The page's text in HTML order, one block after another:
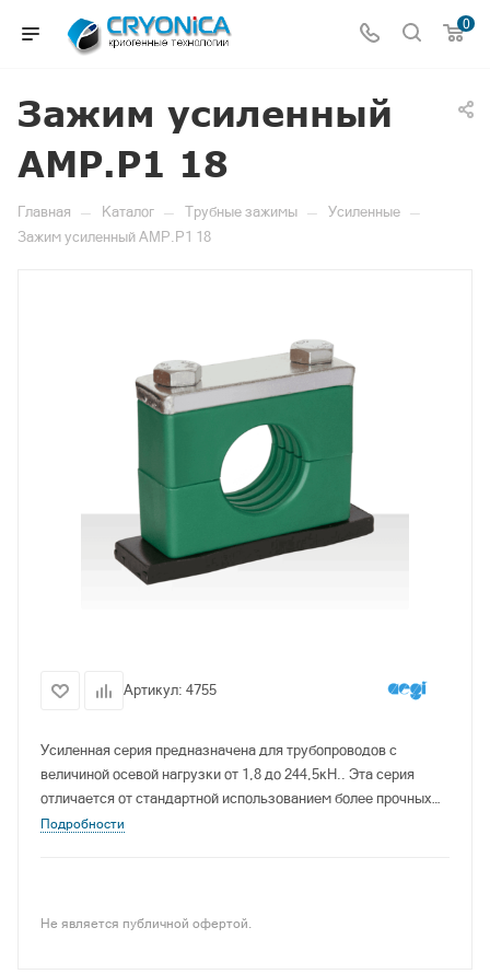
0
Зажим усиленный
AMP.P1 18
Главная — Каталог — Трубные зажимы — Усиленные —
Зажим усиленный AMP.P1 18
Артикул: 4755
Усиленная серия предназначена для трубопроводов с
величиной осевой нагрузки от 1,8 до 244,5кН.. Эта серия
отличается от стандартной использованием более прочных
болтов и пластин которые позволяет зажиму выдерживать
Подробности
Не является публичной офертой.